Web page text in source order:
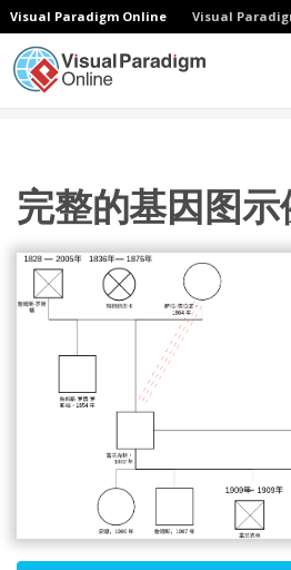
Visual Paradigm Online Visual
完整的基因图示